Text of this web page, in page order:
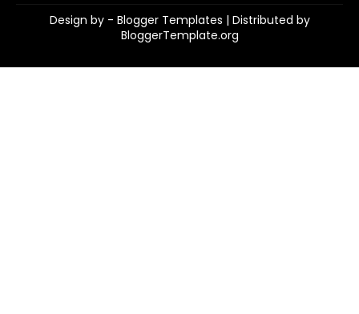
Design by - Blogger Templates | Distributed by
BloggerTemplate.org